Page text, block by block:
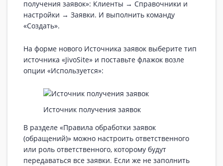
получения заявок»: Клиенты → Справочники и
настройки → Заявки. И выполнить команду
«Создать».
На форме нового Источника заявок выберите тип
источника «JivoSite» и поставьте флажок возле
опции «Используется»:
Источник получения заявок
В разделе «Правила обработки заявок
(обращений)» можно настроить ответственного
или роль ответственного, которому будут
передаваться все заявки. Если же не заполнить